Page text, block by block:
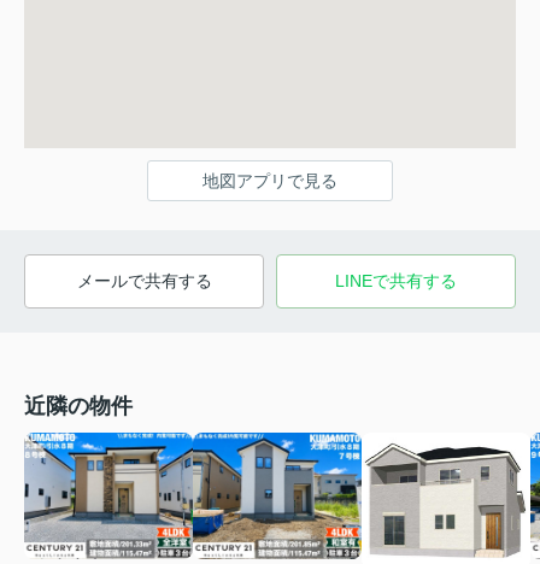
地図アプリで見る
メールで共有する LINEで共有する
近隣の物件